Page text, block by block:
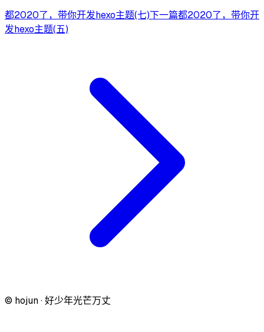
都2020了，带你开发hexo主题(七)下一篇都2020了，带你开
发hexo主题(五)
© hojun · 好少年光芒万丈